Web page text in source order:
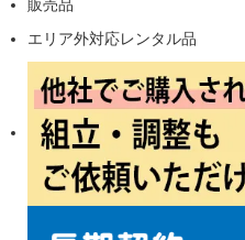
販売品
エリア外対応レンタル品